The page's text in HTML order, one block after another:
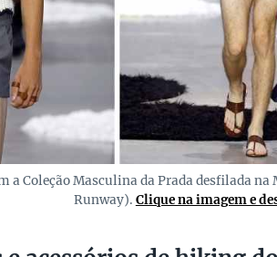
a Coleção Masculina da Prada desfilada
Runway). Clique na imagem e